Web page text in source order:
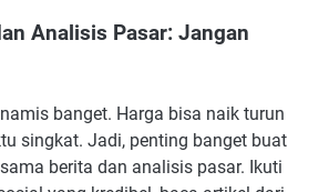
Analisis Pasar: Jangan
banget. Harga bisa naik turun
singkat. Jadi, penting banget buat
berita dan analisis pasar. Ikuti